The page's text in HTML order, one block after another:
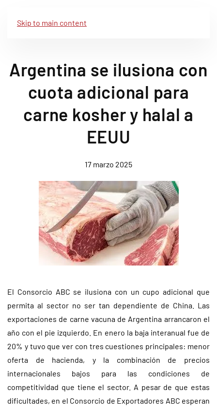
Skip to main content
Argentina se ilusiona con
cuota adicional para
carne kosher y halal a
EEUU
17 marzo 2025
El Consorcio ABC se ilusiona con un cupo adicional que
permita al sector no ser tan dependiente de China. Las
exportaciones de carne vacuna de Argentina arrancaron el
año con el pie izquierdo. En enero la baja interanual fue de
20% y tuvo que ver con tres cuestiones principales: menor
oferta de hacienda, y la combinación de precios
internacionales bajos para las condiciones de
competitividad que tiene el sector. A pesar de que estas
dificultades, en el Consorcio de Exportadores ABC esperan